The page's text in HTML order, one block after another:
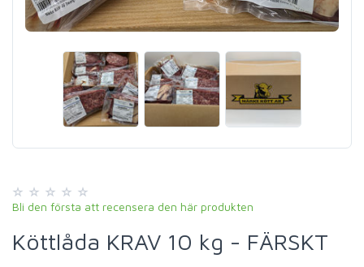
Bli den första att recensera den här produkten
Köttlåda KRAV 10 kg - FÄRSKT